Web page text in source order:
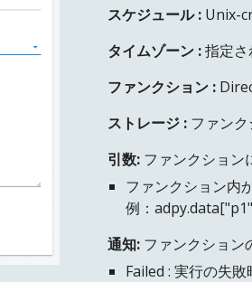
スケジュール : Unix-
タイムゾーン :指定
ファンクション :
ストレージ : ファン
引数: ファンクション
ファンクション内
例：
通知: ファンクション
Failed : 実行の失敗